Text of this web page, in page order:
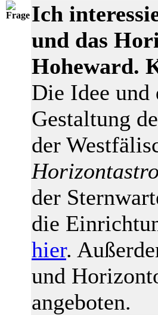
Ich
und das
Hoheward.
Die Idee und
Gestaltung
der
der
die
hier.
und
angeboten.